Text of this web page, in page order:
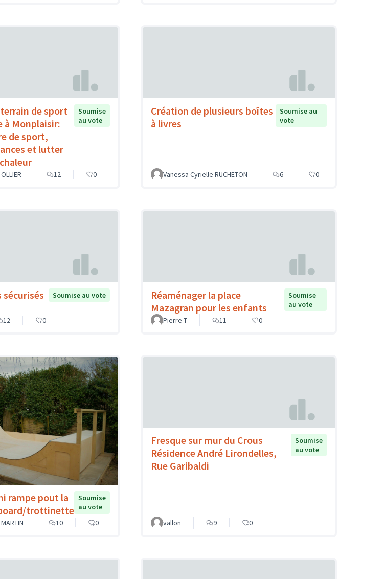
de sport
à Monplaisir:
de sport,
et lutter
Soumise
au vote
12 0
Création de plusieurs boîtes
à livres
Soumise au
vote
Vanessa Cyrielle RUCHETON 6 0
sécurisés Soumise au vote
12 0
Réaménager la place
Mazagran pour les enfants
Soumise
au vote
Pierre T
11 0
rampe pout la
trottinette
Soumise
au vote
10 0
Fresque sur mur du Crous
Résidence André Lirondelles,
Rue Garibaldi
Soumise
au vote
vallon 9 0